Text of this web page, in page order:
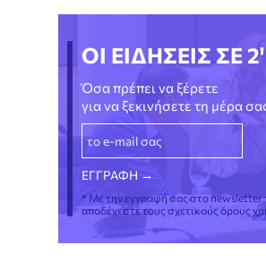
ΟΙ ΕΙΔΗΣΕΙΣ ΣΕ 2'
Όσα πρέπει να ξέρετε
για να ξεκινήσετε τη μέρα
* Με την εγγραφή σας στο newsletter
αποδέχεστε τους σχετικούς όρους